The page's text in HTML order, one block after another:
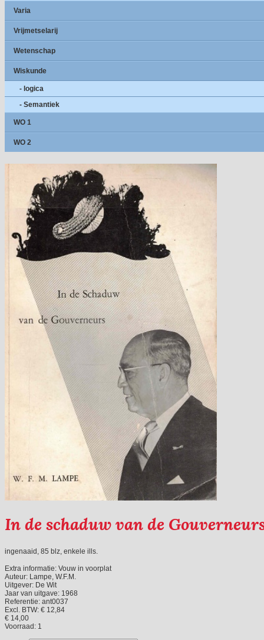
Varia
Vrijmetselarij
Wetenschap
Wiskunde
- logica
- Semantiek
WO 1
WO 2
In de schaduw van de
ingenaaid, 85 blz, enkele ills.
Extra informatie: Vouw in voorplat
Auteur: Lampe, W.F.M.
Uitgever: De Wit
Jaar van uitgave: 1968
Referentie: ant0037
Excl. BTW: € 12,84
€ 14,00
Voorraad: 1